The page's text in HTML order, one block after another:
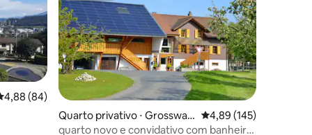
de uma avaliação média de 5, 84 avaliações
4,88 (84)
Quarto privativo ⋅ Grosswan
gen
4,89 de uma avaliação
4,89 (145)
quarto novo e convidativo com banheiro